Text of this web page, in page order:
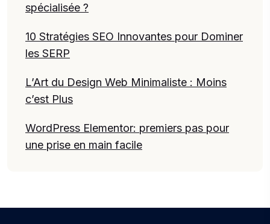
spécialisée ?
10 Stratégies SEO Innovantes pour Dominer
les SERP
L’Art du Design Web Minimaliste : Moins
c’est Plus
WordPress Elementor: premiers pas pour
une prise en main facile